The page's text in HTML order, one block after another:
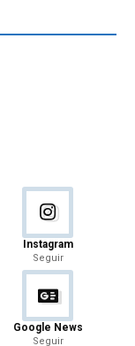
Instagram
Seguir
Google News
Seguir